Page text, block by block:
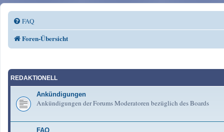
FAQ
Foren-Übersicht
REDAKTIONELL
Ankündigungen
Ankündigungen der Forums Moderatoren bezüglich des Boards
FAQ